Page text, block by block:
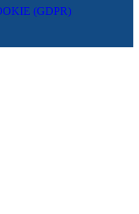
(GDPR)